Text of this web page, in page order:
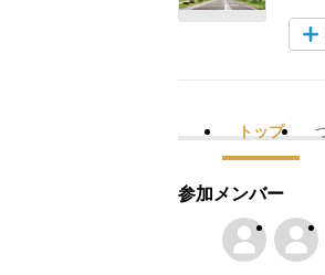
トップ
参加メンバー